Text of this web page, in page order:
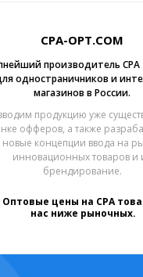
CPA-OPT.COM
производитель CPA
одностраничников и
магазинов в России.
продукцию уже
офферов, а также
новые концепции ввода на
инновационных товаров и
брендирование.
Оптовые цены на CPA
нас ниже рыночных.